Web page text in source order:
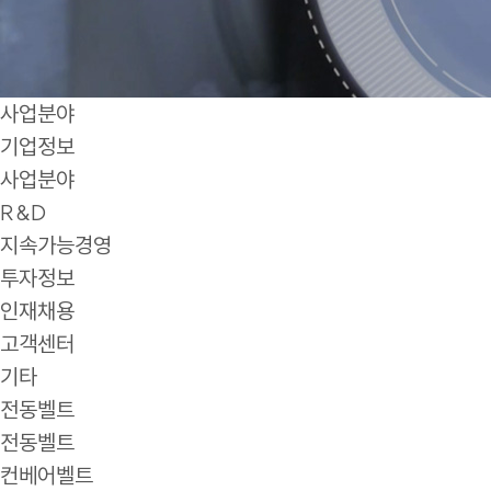
사업분야
기업정보
사업분야
R&D
지속가능경영
투자정보
인재채용
고객센터
기타
전동벨트
전동벨트
컨베어벨트